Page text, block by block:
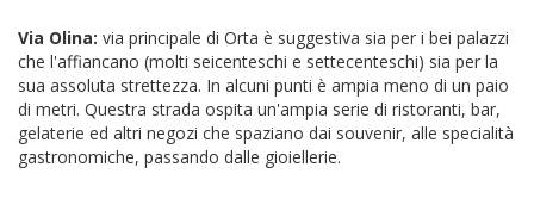
Via Olina: via principale di Orta è suggestiva sia per i bei palazzi
che l'affiancano (molti seicenteschi e settecenteschi) sia per la
sua assoluta strettezza. In alcuni punti è ampia meno di un paio
di metri. Questra strada ospita un'ampia serie di ristoranti, bar,
gelaterie ed altri negozi che spaziano dai souvenir, alle specialità
gastronomiche, passando dalle gioiellerie.